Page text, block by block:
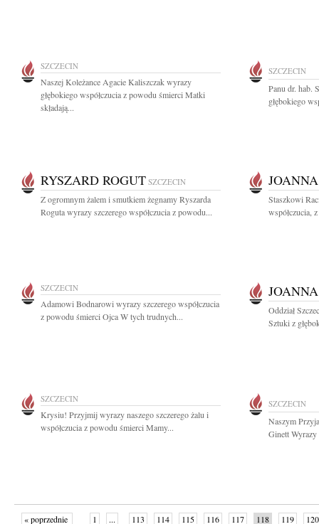
SZCZECIN
Naszej Koleżance Agacie Kaliszczak wyrazy
głębokiego współczucia z powodu śmierci Matki
składają...
SZCZECIN
Panu dr. hab.
głębokiego
RYSZARD ROGUT SZCZECIN
Z ogromnym żalem i smutkiem żegnamy Ryszarda
Roguta wyrazy szczerego współczucia z powodu...
Staszkowi
współczucia,
SZCZECIN
Adamowi Bodnarowi wyrazy szczerego współczucia
z powodu śmierci Ojca W tych trudnych...
Oddział
Sztuki z
SZCZECIN
Krysiu! Przyjmij wyrazy naszego szczerego żalu i
współczucia z powodu śmierci Mamy...
SZCZECIN
Naszym
Ginett Wyrazy
« poprzednie 1 ... 113 114 115 116 117 118 119 120